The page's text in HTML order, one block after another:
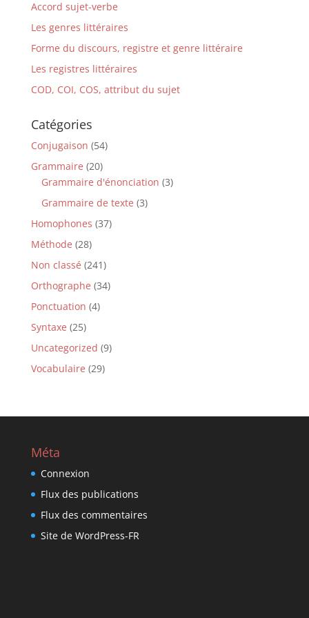
Accord sujet-verbe
Les genres littéraires
Forme du discours, registre et genre littéraire
Les registres littéraires
COD, COI, COS, attribut du sujet
Catégories
Conjugaison (54)
Grammaire (20)
Grammaire d'énonciation (3)
Grammaire de texte (3)
Homophones (37)
Méthode (28)
Non classé (241)
Orthographe (34)
Ponctuation (4)
Syntaxe (25)
Uncategorized (9)
Vocabulaire (29)
Méta
Connexion
Flux des publications
Flux des commentaires
Site de WordPress-FR